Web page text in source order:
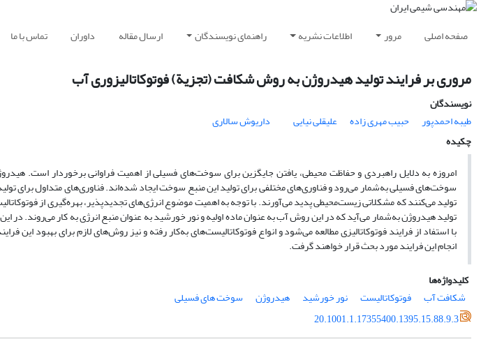
صفحه اصلی مرور اطلاعات نشریه راهنمای نویسندگان ارسال مقاله داوران تماس با ما
مروری بر فرایند تولید هیدروژن به روش شکافت (تجزیة) فوتوکاتالیزوری آب
نویسندگان
طیبه احمدپور
حبیب مهری زاده علیقلی نیایی
داریوش سالاری
چکیده
امروزه به دلایل راهبردی و حفاظت محیطی، یافتن جایگزین برای سوخت‌های فسیلی از اهمیت فراوانی برخوردار است.
سوخت‌های فسیلی به‌شمار می‌رود و فناوری‌های مختلفی برای تولید این منبع سوخت ایجاد شده‌اند. فناوری‌های متداول برای
تولید می‌کنند که مشکلاتی زیست‌محیطی پدید می‌آورند. با توجه به اهمیت موضوع انرژی‌های تجدیدپذیر، بهره‌گیری از
تولید هیدروژن به‌شمار می‌آید که در این روش آب به عنوان ماده‌ اولیه و نور خورشید به عنوان منبع انرژی به کار می‌روند. در
با استفاد از فرایند فوتوکاتالیزی مطالعه می‌شود و انواع فوتوکاتالیست‌های به‌کار رفته و نیز روش‌های لازم برای بهبود
انجام این فرایند مورد بحث قرار خواهند گرفت.
کلیدواژه‌ها
شکافت آب
فوتوکاتالیست نور خورشید هیدروژن
سوخت های فسیلی
20.1001.1.17355400.1395.15.88.9.3